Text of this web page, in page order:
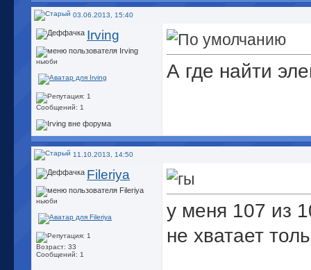
03.06.2013, 15:40
Irving
ньюби
Сообщений: 1
А где найти
11.10.2013, 14:50
Fileriya
ньюби
Возраст: 33
Сообщений: 1
у меня 107 из
не хватает